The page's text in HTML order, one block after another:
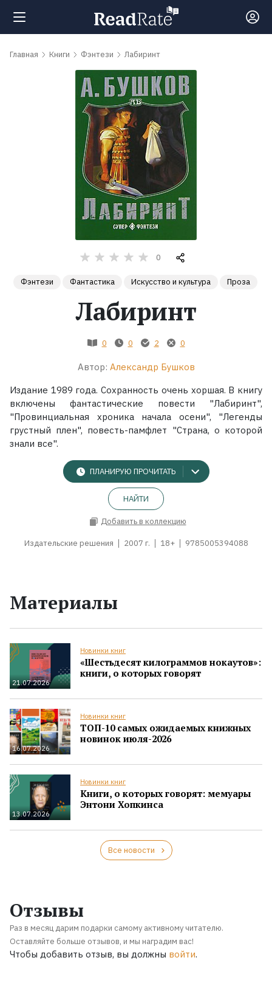
Поиск
обсуждаемые
Экранизации
Коллекции
Главная Книги Фэнтези Лабиринт
0
Фэнтези Фантастика Искусство и культура Проза
Лабиринт
0 0 2 0
Автор: Александр Бушков
Издание 1989 года. Сохранность очень хоршая. В книгу
включены фантастические повести "Лабиринт",
"Провинциальная хроника начала осени", "Легенды
грустный плен", повесть-памфлет "Страна, о которой
знали все".
ПЛАНИРУЮ ПРОЧИТАТЬ
НАЙТИ
Добавить в коллекцию
Издательские решения 2007 г. 18+ 9785005394088
Материалы
21.07.2026
Новинки книг
«Шестьдесят килограммов нокаутов»:
книги, о которых говорят
16.07.2026
Новинки книг
ТОП-10 самых ожидаемых книжных
новинок июля-2026
13.07.2026
Новинки книг
Книги, о которых говорят: мемуары
Энтони Хопкинса
Все новости
Отзывы
Раз в месяц дарим подарки самому активному читателю.
Оставляйте больше отзывов, и мы наградим вас!
Чтобы добавить отзыв, вы должны войти.